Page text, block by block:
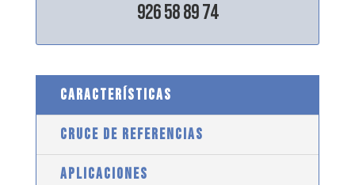
926 58 89 74
CARACTERÍSTICAS
CRUCE DE REFERENCIAS
APLICACIONES